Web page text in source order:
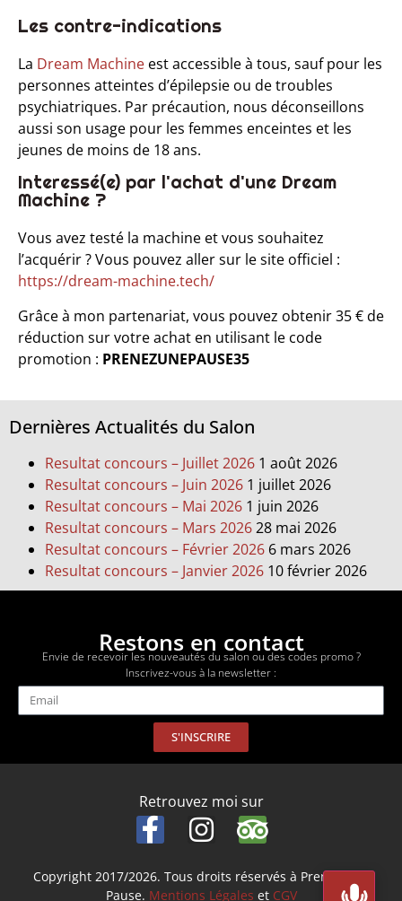
Les contre-indications
La Dream Machine est accessible à tous, sauf pour les
personnes atteintes d’épilepsie ou de troubles
psychiatriques. Par précaution, nous déconseillons
aussi son usage pour les femmes enceintes et les
jeunes de moins de 18 ans.
Interessé(e) par l'achat d'une Dream
Machine ?
Vous avez testé la machine et vous souhaitez
l’acquérir ? Vous pouvez aller sur le site officiel :
https://dream-machine.tech/
Grâce à mon partenariat, vous pouvez obtenir 35 € de
réduction sur votre achat en utilisant le code
promotion : PRENEZUNEPAUSE35
Dernières Actualités du Salon
Resultat concours – Juillet 2026 1 août 2026
Resultat concours – Juin 2026 1 juillet 2026
Resultat concours – Mai 2026 1 juin 2026
Resultat concours – Mars 202628 mai 2026
Resultat concours – Février 2026 6 mars 2026
Resultat concours – Janvier 2026 10 février 2026
Restons en contact
Envie de recevoir les nouveautés du salon ou des codes promo ?
Inscrivez-vous à la newsletter :
S'INSCRIRE
Retrouvez moi sur
Copyright 2017/2026. Tous droits réservés à Prenez Une
Pause. Mentions Légales et CGV